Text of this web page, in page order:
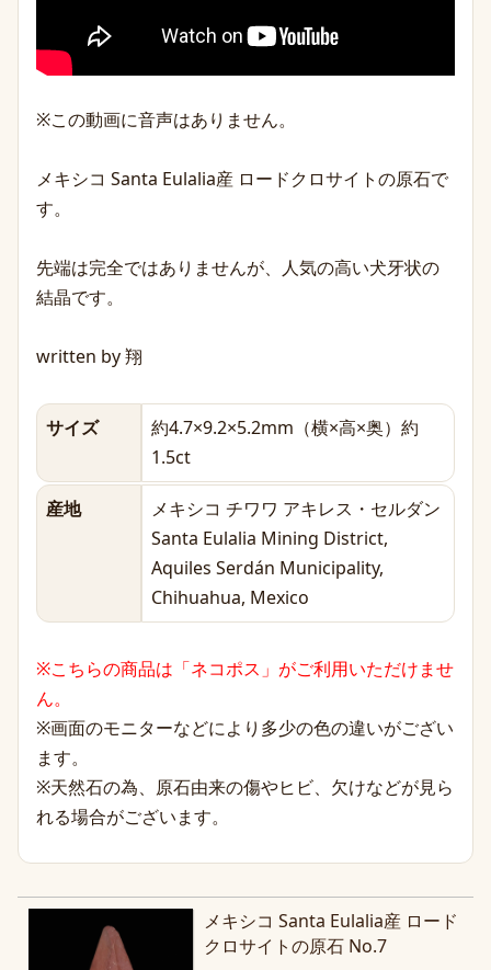
※この動画に音声はありません。
メキシコ Santa Eulalia産 ロードクロサイトの原石で
す。
先端は完全ではありませんが、人気の高い犬牙状の
結晶です。
written by 翔
サイズ
約4.7×9.2×5.2mm（横×高×奥）約
1.5ct
産地
メキシコ チワワ アキレス・セルダン
Santa Eulalia Mining District,
Aquiles Serdán Municipality,
Chihuahua, Mexico
※こちらの商品は「ネコポス」がご利用いただけませ
ん。
※画面のモニターなどにより多少の色の違いがござい
ます。
※天然石の為、原石由来の傷やヒビ、欠けなどが見ら
れる場合がございます。
メキシコ Santa Eulalia産 ロード
クロサイトの原石 No.7